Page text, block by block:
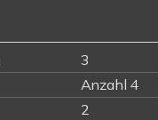
3
Anzahl 4
2